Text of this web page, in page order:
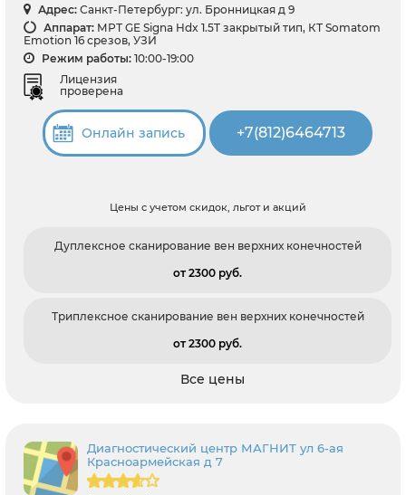
Адрес: Санкт-Петербург: ул. Бронницкая д 9
Аппарат: МРТ GЕ Signa Hdx 1.5T закрытый тип, КТ Somatom
Emotion 16 срезов, УЗИ
Режим работы: 10:00-19:00
Лицензия
проверена
Онлайн запись +7(812)6464713
Цены с учетом скидок, льгот и акций
Дуплексное сканирование вен верхних конечностей
от 2300 pуб.
Триплексное сканирование вен верхних конечностей
от 2300 pуб.
Все цены
Диагностический центр МАГНИТ ул 6-ая
Красноармейская д 7